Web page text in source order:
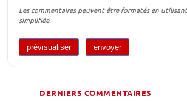
Les commentaires peuvent être formatés en
simplifiée.
DERNIERS COMMENTAIRES